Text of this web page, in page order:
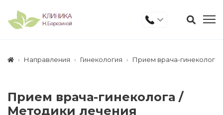
Направления Гинекология Прием врача-гинеколога
Прием врача-гинеколога /
Методики лечения